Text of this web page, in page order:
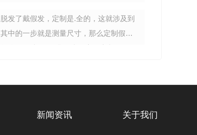
脱发了戴假发，定制是.全的，这就涉及到
其中的一步就是测量尺寸，那么定制假发
达第二只耳朵的正上方时，你要用手指捏
新闻资讯 关于我们